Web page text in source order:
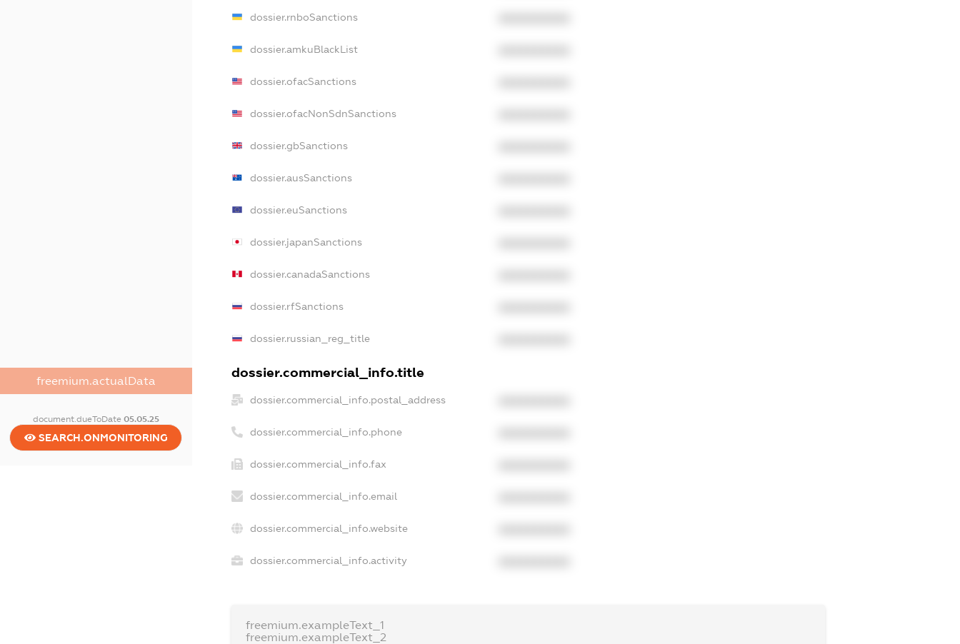
freemium.actualData
document.dueToDate 05.05.25
SEARCH.ONMONITORING
dossier.rnboSanctions
dossier.amkuBlackList
dossier.ofacSanctions
dossier.ofacNonSdnSanctions
dossier.gbSanctions
dossier.ausSanctions
dossier.euSanctions
dossier.japanSanctions
dossier.canadaSanctions
dossier.rfSanctions
dossier.russian_reg_title
dossier.commercial_info.title
dossier.commercial_info.postal_address
dossier.commercial_info.phone
dossier.commercial_info.fax
dossier.commercial_info.email
dossier.commercial_info.website
dossier.commercial_info.activity
freemium.exampleText_1
freemium.exampleText_2